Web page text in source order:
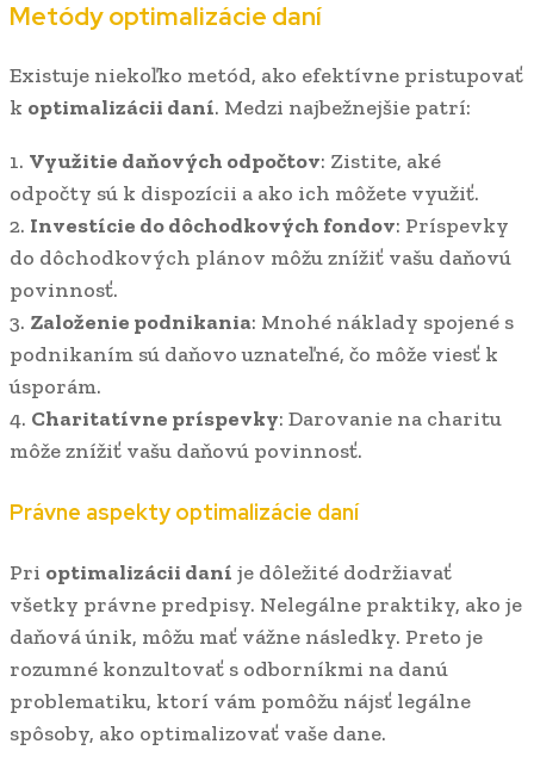
Metódy optimalizácie daní
Existuje niekoľko metód, ako efektívne pristupovať
k optimalizácii daní. Medzi najbežnejšie patrí:
1. Využitie daňových odpočtov: Zistite, aké
odpočty sú k dispozícii a ako ich môžete využiť.
2. Investície do dôchodkových fondov: Príspevky
do dôchodkových plánov môžu znížiť vašu daňovú
povinnosť.
3. Založenie podnikania: Mnohé náklady spojené s
podnikaním sú daňovo uznateľné, čo môže viesť k
úsporám.
4. Charitatívne príspevky: Darovanie na charitu
môže znížiť vašu daňovú povinnosť.
Právne aspekty optimalizácie daní
Pri optimalizácii daní je dôležité dodržiavať
všetky právne predpisy. Nelegálne praktiky, ako je
daňová únik, môžu mať vážne následky. Preto je
rozumné konzultovať s odborníkmi na danú
problematiku, ktorí vám pomôžu nájsť legálne
spôsoby, ako optimalizovať vaše dane.